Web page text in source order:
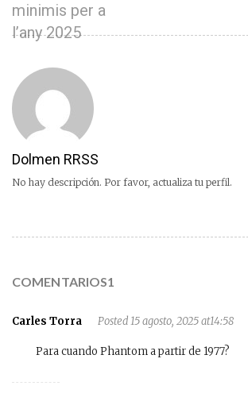
minimis per a
l’any 2025
Dolmen RRSS
No hay descripción. Por favor, actualiza tu perfil.
COMENTARIOS1
Carles Torra Posted 15 agosto, 2025 at14:58
Para cuando Phantom a partir de 1977?